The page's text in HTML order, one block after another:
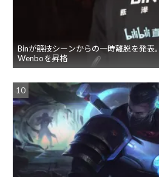
Binが競技シーンからの一時離脱を発表
Wenboを昇格